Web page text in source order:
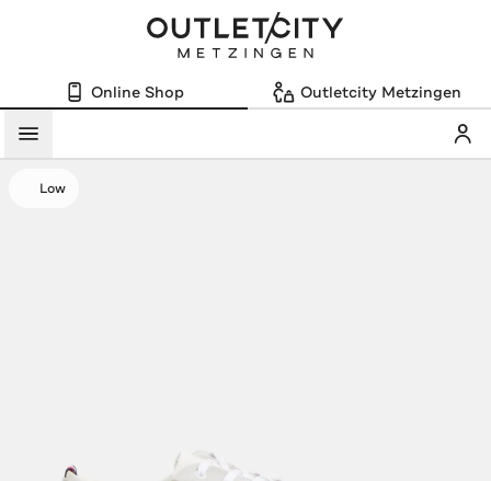
Online Shop Outletcity Metzingen
Menü
Low